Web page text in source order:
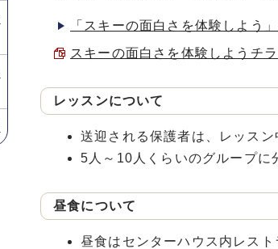
「スキーの面白さを体験しよう
スキーの面白さを体験しようチ
レッスンについて
送迎される保護者は、レッス
5人～10人くらいのグループに
昼食について
昼食はセンターハウス内レス